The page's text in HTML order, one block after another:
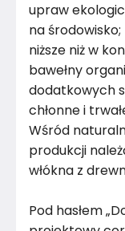
upraw
na
niższe niż w
bawełny
dodatkowych
chłonne i
Wśród
produkcji
włókna z
Pod hasłem